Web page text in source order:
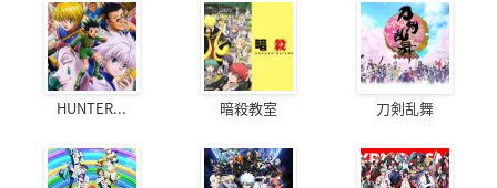
HUNTER... 暗殺教室 刀剣乱舞